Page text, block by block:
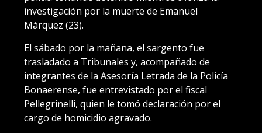
investigación por la muerte de Emanuel
Márquez (23).
El sábado por la mañana, el sargento fue
trasladado a Tribunales y, acompañado de
integrantes de la Asesoría Letrada de la Policía
Bonaerense, fue entrevistado por el fiscal
Pellegrinelli, quien le tomó declaración por el
cargo de homicidio agravado.